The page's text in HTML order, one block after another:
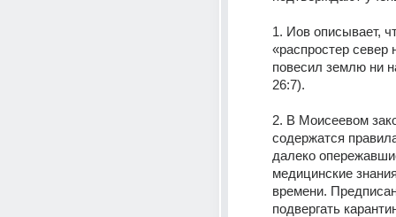
1. Иов описывает,
«распростер север
повесил землю ни
26:7).
2. В Моисеевом
содержатся
далеко
медицинские
времени.
подвергать